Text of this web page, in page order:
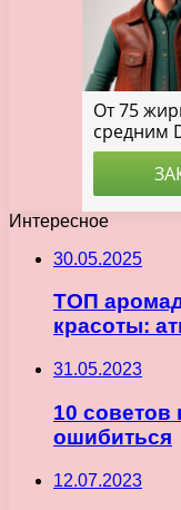
Интересное
30.05.2025
ТОП
красоты:
31.05.2023
10 советов
ошибиться
12.07.2023